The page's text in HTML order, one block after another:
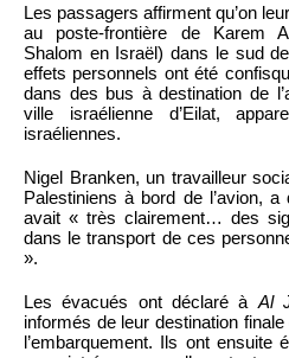
Les passagers affirment qu’on
au poste-frontière de Karem
Shalom en Israël) dans le sud
effets personnels ont été
dans des bus à destination de
ville israélienne d’Eilat,
israéliennes.
Nigel Branken, un travailleur
Palestiniens à bord de l’avion,
avait « très clairement… des
dans le transport de ces
».
Les évacués ont déclaré à Al
informés de leur destination
l’embarquement. Ils ont ensuite